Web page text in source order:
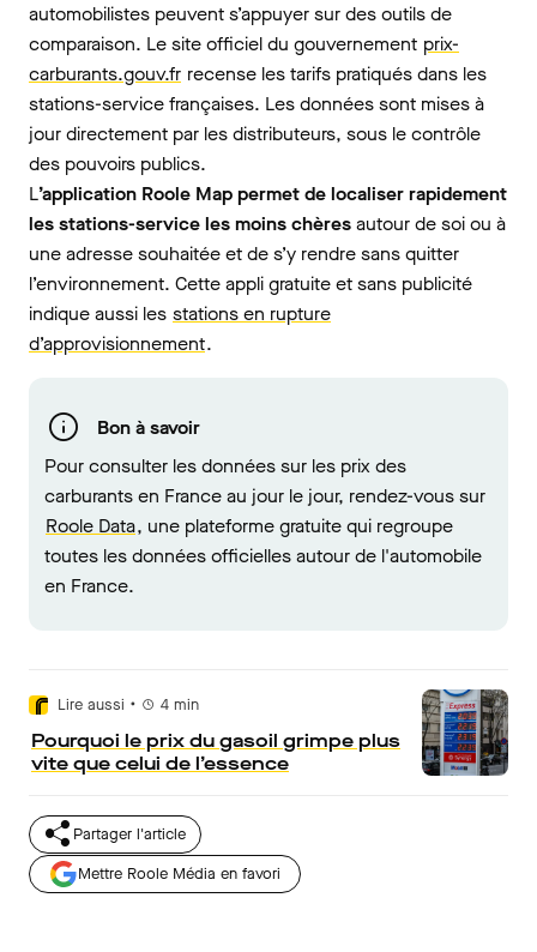
automobilistes peuvent s’appuyer sur des outils de
comparaison. Le site officiel du gouvernement prix-
carburants.gouv.fr recense les tarifs pratiqués dans les
stations-service françaises. Les données sont mises à
jour directement par les distributeurs, sous le contrôle
des pouvoirs publics.
L’application Roole Map permet de localiser rapidement
les stations-service les moins chèresautour de soi ou à
une adresse souhaitée et de s’y rendre sans quitter
l’environnement. Cette appli gratuite et sans publicité
indique aussi les stations en rupture
d’approvisionnement.
Bon à savoir
Pour consulter les données sur les prix des
carburants en France au jour le jour, rendez-vous sur
Roole Data, une plateforme gratuite qui regroupe
toutes les données officielles autour de l'automobile
en France.
Lire aussi • 4 min
Pourquoi le prix du gasoil grimpe plus
vite que celui de l’essence
Partager l'article
Mettre Roole Média en favori